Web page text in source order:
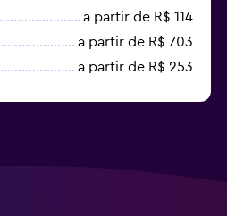
a partir de R$ 114
a partir de R$ 703
a partir de R$ 253